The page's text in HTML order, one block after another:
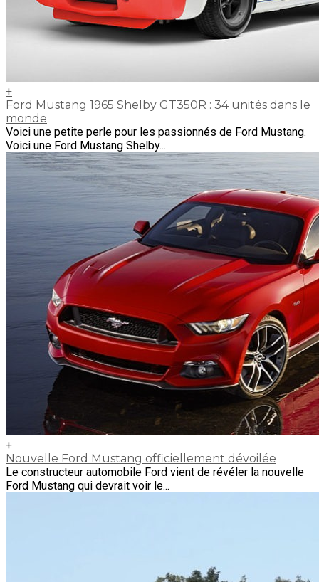
+
Ford Mustang 1965 Shelby GT350R : 34 unités dans le
monde
Voici une petite perle pour les passionnés de Ford Mustang.
Voici une Ford Mustang Shelby...
+
Nouvelle Ford Mustang officiellement dévoilée
Le constructeur automobile Ford vient de révéler la nouvelle
Ford Mustang qui devrait voir le...